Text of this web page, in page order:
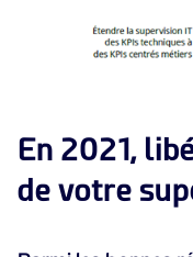
En 2021,
de votre